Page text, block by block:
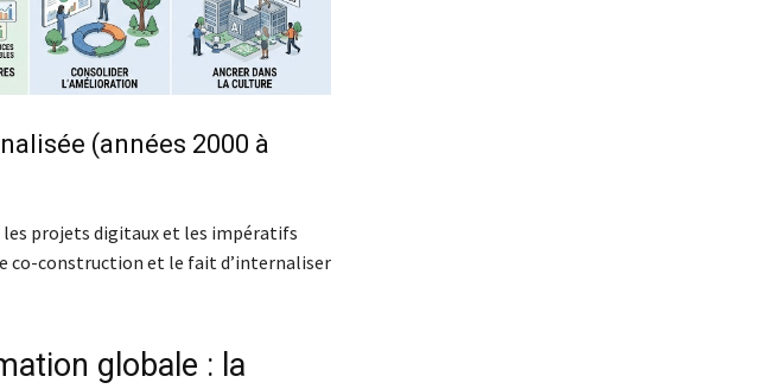
(années 2000 à
projets digitaux et les impératifs
co-construction et le fait d’internaliser
globale : la